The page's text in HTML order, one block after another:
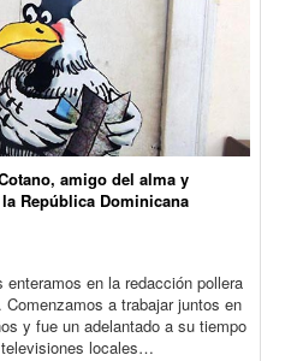
amigo del alma y
República Dominicana
en la redacción pollera
a trabajar juntos en
y fue un adelantado a su tiempo
locales…